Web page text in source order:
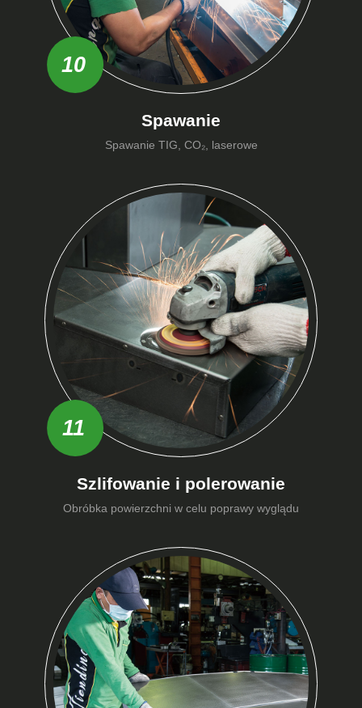
10
Spawanie
Spawanie TIG, CO₂, laserowe
11
Szlifowanie i polerowanie
Obróbka powierzchni w celu poprawy wyglądu